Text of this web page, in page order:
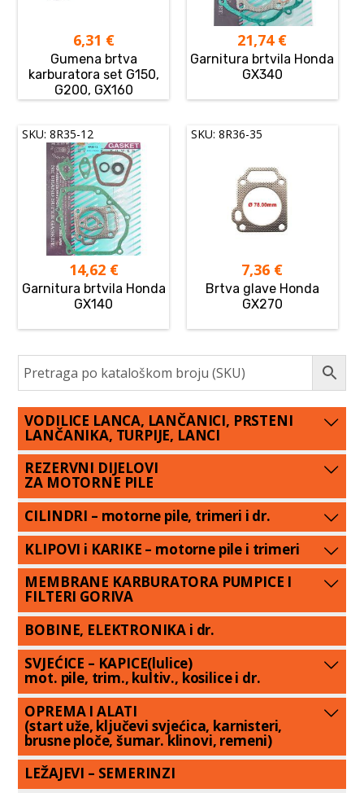
6,31 €
Gumena brtva
karburatora set G150,
G200, GX160
21,74 €
Garnitura brtvila Honda
GX340
SKU: 8R35-12
14,62 €
Garnitura brtvila Honda
GX140
SKU: 8R36-35
7,36 €
Brtva glave Honda
GX270
VODILICE LANCA, LANČANICI, PRSTENI
LANČANIKA, TURPIJE, LANCI
REZERVNI DIJELOVI
ZA MOTORNE PILE
CILINDRI – motorne pile, trimeri i dr.
KLIPOVI i KARIKE – motorne pile i trimeri
MEMBRANE KARBURATORA PUMPICE I
FILTERI GORIVA
BOBINE, ELEKTRONIKA i dr.
SVJEĆICE – KAPICE(lulice)
mot. pile, trim., kultiv., kosilice i dr.
OPREMA I ALATI
(start uže, ključevi svjećica, karnisteri,
brusne ploče, šumar. klinovi, remeni)
LEŽAJEVI – SEMERINZI